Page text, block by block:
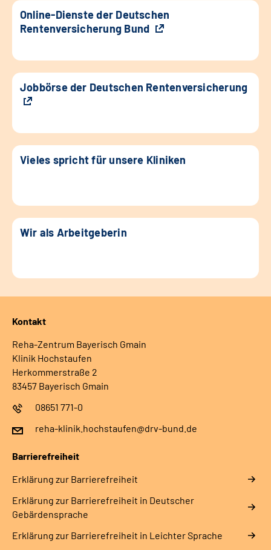
Online-Dienste der Deutschen
Rentenversicherung Bund
Jobbörse der Deutschen Rentenversicherung
Vieles spricht für unsere Kliniken
Wir als Arbeitgeberin
Kontakt
Reha-Zentrum Bayerisch Gmain
Klinik Hochstaufen
Herkommerstraße 2
83457 Bayerisch Gmain
08651 771-0
reha-klinik.hochstaufen@drv-bund.de
Barrierefreiheit
Erklärung zur Barrierefreiheit
Erklärung zur Barrierefreiheit in Deutscher
Gebärdensprache
Erklärung zur Barrierefreiheit in Leichter Sprache